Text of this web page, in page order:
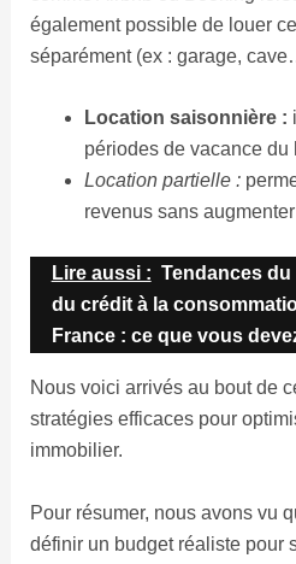
également possible de louer
séparément (ex : garage,
Location saisonnière :
périodes de vacance du
Location partielle :
revenus sans
Lire aussi : Tendances du
du crédit à la
France : ce que vous
Nous voici arrivés au bout de
stratégies efficaces pour
immobilier.
Pour résumer, nous avons vu
définir un budget réaliste pour